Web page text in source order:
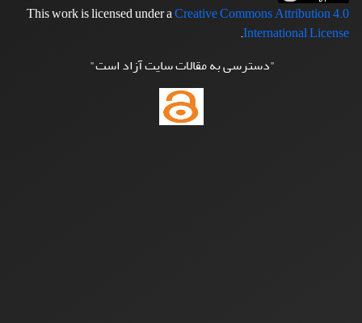
This work is licensed under aCreative Commons Attribution 4.0
International License
.
"دسترسی به مقالات سایت آزاد است"